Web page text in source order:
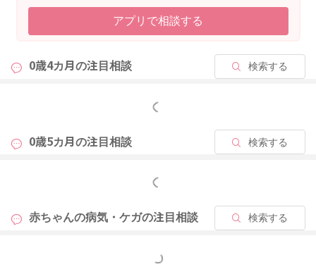
アプリで相談する
0歳4カ月の注目相談 検索する
もっと見る
0歳5カ月の注目相談 検索する
もっと見る
赤ちゃんの病気・ケガの注目相談 検索する
もっと見る